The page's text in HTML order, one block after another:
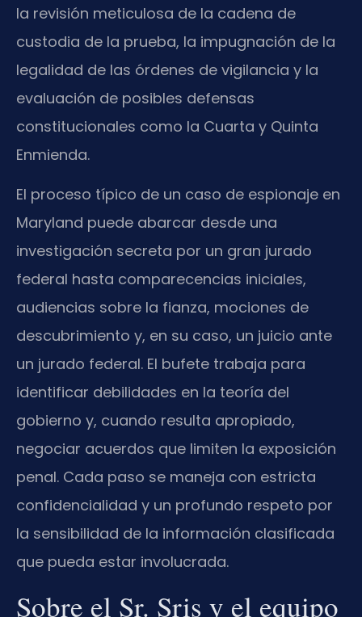
la revisión meticulosa de la cadena de
custodia de la prueba, la impugnación de la
legalidad de las órdenes de vigilancia y la
evaluación de posibles defensas
constitucionales como la Cuarta y Quinta
Enmienda.
El proceso típico de un caso de espionaje en
Maryland puede abarcar desde una
investigación secreta por un gran jurado
federal hasta comparecencias iniciales,
audiencias sobre la fianza, mociones de
descubrimiento y, en su caso, un juicio ante
un jurado federal. El bufete trabaja para
identificar debilidades en la teoría del
gobierno y, cuando resulta apropiado,
negociar acuerdos que limiten la exposición
penal. Cada paso se maneja con estricta
confidencialidad y un profundo respeto por
la sensibilidad de la información clasificada
que pueda estar involucrada.
Sobre el Sr. Sris y el equipo